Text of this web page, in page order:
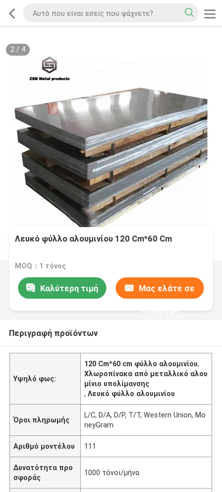
2/ 4
Λευκό φύλλο αλουμινίου 120 Cm*60 Cm
MOQ：1 τόνος
Καλύτερη τιμή Μας ελάτε σε
επαφή με
Περιγραφή προϊόντων
Υψηλό φως:
120 Cm*60 cm φύλλο αλουμινίου,
Χλωροπίνακα από μεταλλικό αλου
μίνιο υπολίμανσης
,Λευκό φύλλο αλουμινίου
Όροι πληρωμής
L/C, D/A, D/P, T/T, Western Union, Mo
neyGram
Αριθμό μοντέλου 111
Δυνατότητα προ
σφοράς
1000 τόνοι/μήνα